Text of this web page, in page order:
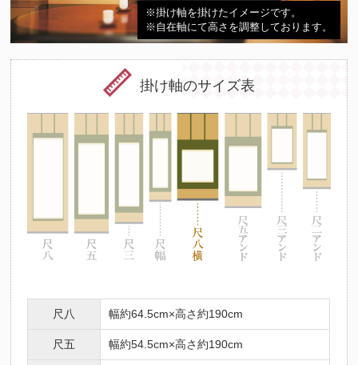
※掛け軸を掛けたイメージです。
※自在軸にて高さを調整しております。
掛け軸のサイズ表
尺八 幅約64.5cm×高さ約190cm
尺五 幅約54.5cm×高さ約190cm